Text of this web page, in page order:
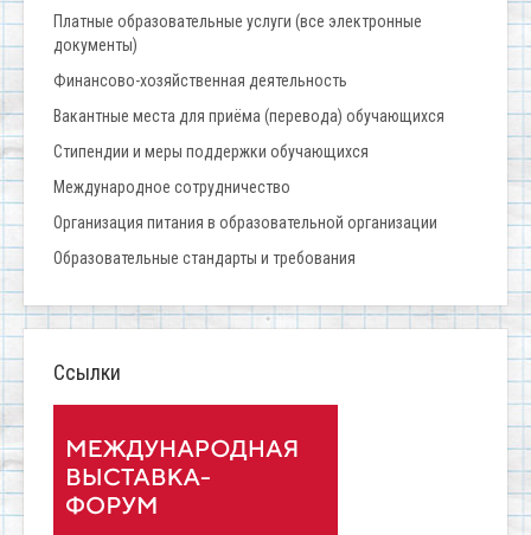
Платные образовательные услуги (все электронные
документы)
Финансово-хозяйственная деятельность
Вакантные места для приёма (перевода) обучающихся
Стипендии и меры поддержки обучающихся
Международное сотрудничество
Организация питания в образовательной организации
Образовательные стандарты и требования
Ссылки